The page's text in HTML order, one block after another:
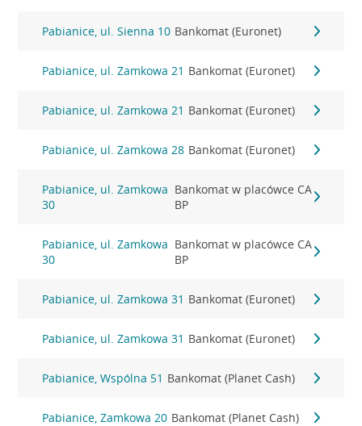
Pabianice, ul. Sienna 10 Bankomat (Euronet)
Pabianice, ul. Zamkowa 21 Bankomat (Euronet)
Pabianice, ul. Zamkowa 21 Bankomat (Euronet)
Pabianice, ul. Zamkowa 28 Bankomat (Euronet)
Pabianice, ul. Zamkowa
30
Bankomat w placówce CA
BP
Pabianice, ul. Zamkowa
30
Bankomat w placówce CA
BP
Pabianice, ul. Zamkowa 31 Bankomat (Euronet)
Pabianice, ul. Zamkowa 31 Bankomat (Euronet)
Pabianice, Wspólna 51 Bankomat (Planet Cash)
Pabianice, Zamkowa 20 Bankomat (Planet Cash)